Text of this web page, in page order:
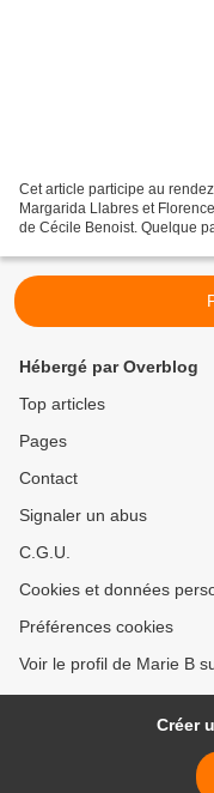
Cet article participe au
Margarida Llabres et
de Cécile Benoist. Quelque
Hébergé par Overblog
Top articles
Pages
Contact
Signaler un abus
C.G.U.
Cookies et données
Préférences cookies
Voir le profil de Marie B
Créer